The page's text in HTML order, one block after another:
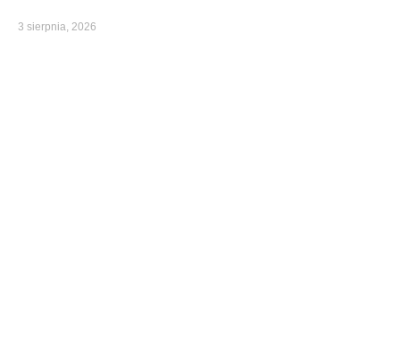
3 sierpnia, 2026